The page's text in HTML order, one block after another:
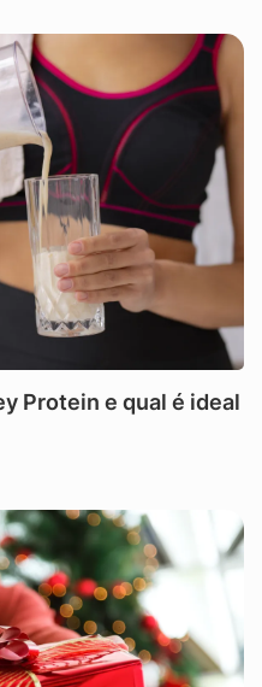
Protein e qual é ideal